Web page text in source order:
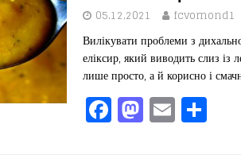
o
o
k
o
n
я
05.12.2021 fcvomond1
Вилікувати проблеми з
еліксир, який виводить слиз
лише просто, а й корисно і
F
a
M
a
E
m